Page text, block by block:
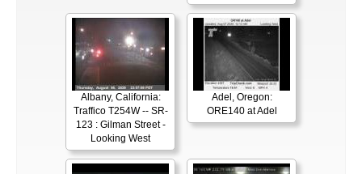
Albany, California:
Traffico T254W -- SR-
123 : Gilman Street -
Looking West
Adel, Oregon:
ORE140 at Adel